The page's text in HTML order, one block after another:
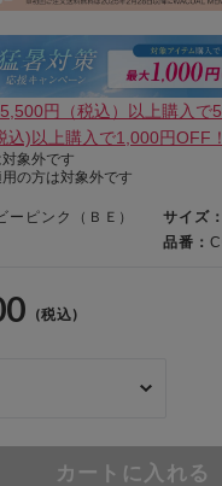
円（税込）以上購入で
込)以上購入で1,000円OFF！
象外です
の方は対象外です
ーピンク（ＢＥ）
サイズ：
品番：
(税込)
カートに入れる